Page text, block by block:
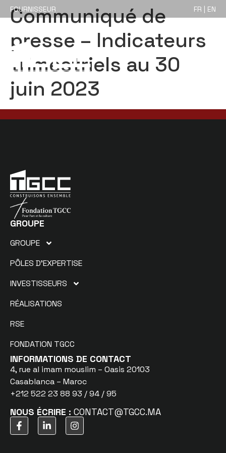
FOURNISSEUR FR | EN
Communiqué de
presse – Indicateurs
trimestriels au 30
juin 2023
GROUPE
GROUPE
PÔLES D’EXPERTISE
INVESTISSEURS
RÉALISATIONS
RSE
FONDATION TGCC
INFORMATIONS DE CONTACT
4, rue al imam mouslim – Oasis 20103
Casablanca – Maroc
+212 522 23 88 93 / 94 / 95
NOUS ÉCRIRE : CONTACT@TGCC.MA